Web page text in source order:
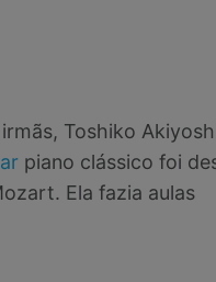
Toshiko
piano clássico foi
Ela fazia aulas